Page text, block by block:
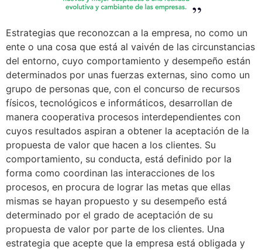
Estrategias que reconozcan a la empresa, no como un
ente o una cosa que está al vaivén de las circunstancias
del entorno, cuyo comportamiento y desempeño están
determinados por unas fuerzas externas, sino como un
grupo de personas que, con el concurso de recursos
físicos, tecnológicos e informáticos, desarrollan de
manera cooperativa procesos interdependientes con
cuyos resultados aspiran a obtener la aceptación de la
propuesta de valor que hacen a los clientes. Su
comportamiento, su conducta, está definido por la
forma como coordinan las interacciones de los
procesos, en procura de lograr las metas que ellas
mismas se hayan propuesto y su desempeño está
determinado por el grado de aceptación de su
propuesta de valor por parte de los clientes. Una
estrategia que acepte que la empresa está obligada y